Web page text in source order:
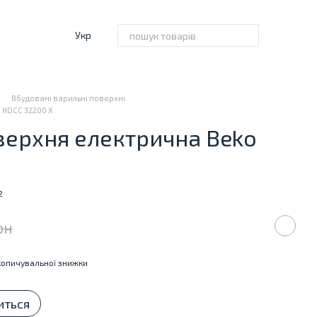
Укр
Вбудовані варильні поверхні
32200 X
електрична Beko
знижки